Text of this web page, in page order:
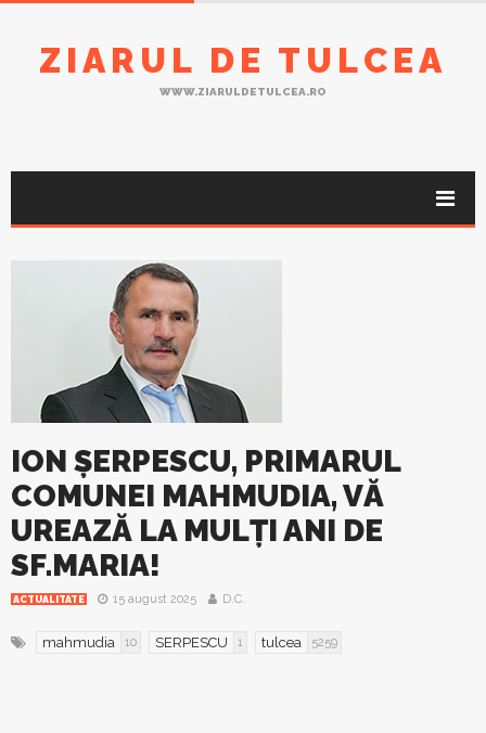
ZIARUL DE TULCEA
WWW.ZIARULDETULCEA.RO
ION ȘERPESCU, PRIMARUL
COMUNEI MAHMUDIA, VĂ
UREAZĂ LA MULȚI ANI DE
SF.MARIA!
ACTUALITATE 15 august 2025 D.C.
mahmudia 10 SERPESCU 1 tulcea 5259